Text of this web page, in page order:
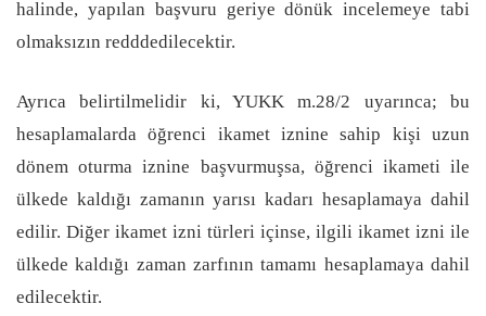
halinde, yapılan başvuru geriye dönük incelemeye tabi
olmaksızın redddedilecektir.
Ayrıca belirtilmelidir ki, YUKK m.28/2 uyarınca; bu
hesaplamalarda öğrenci ikamet iznine sahip kişi uzun
dönem oturma iznine başvurmuşsa, öğrenci ikameti ile
ülkede kaldığı zamanın yarısı kadarı hesaplamaya dahil
edilir. Diğer ikamet izni türleri içinse, ilgili ikamet izni ile
ülkede kaldığı zaman zarfının tamamı hesaplamaya dahil
edilecektir.